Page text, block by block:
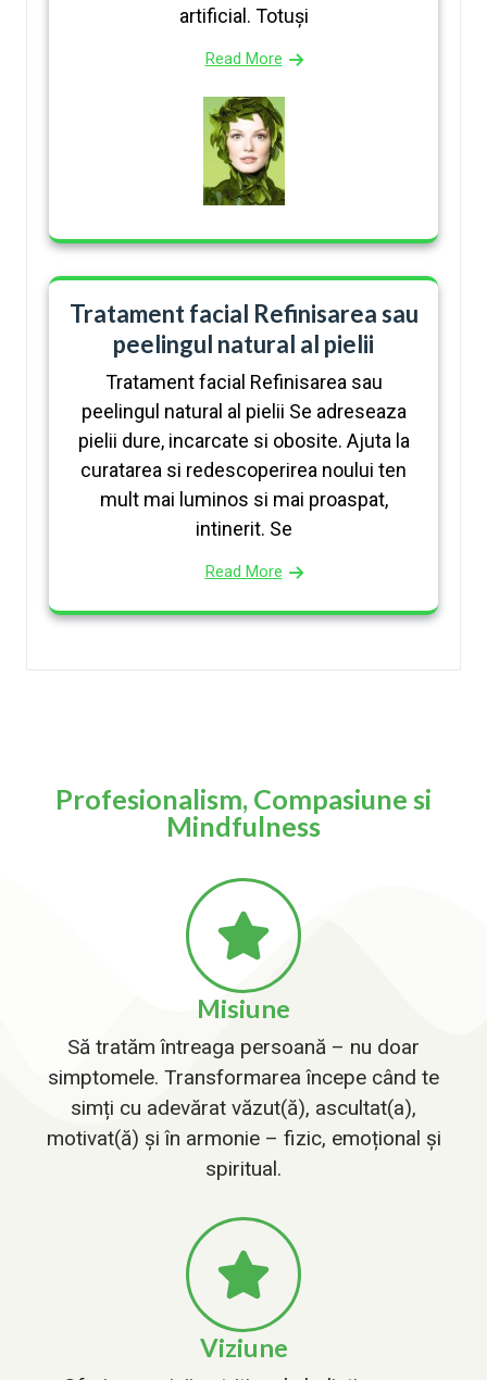
artificial. Totuși
Read More
Tratament facial Refinisarea sau
peelingul natural al pielii
Tratament facial Refinisarea sau
peelingul natural al pielii Se adreseaza
pielii dure, incarcate si obosite. Ajuta la
curatarea si redescoperirea noului ten
mult mai luminos si mai proaspat,
intinerit. Se
Read More
Profesionalism, Compasiune si
Mindfulness
Misiune
Să tratăm întreaga persoană – nu doar
simptomele. Transformarea începe când te
simți cu adevărat văzut(ă), ascultat(a),
motivat(ă) și în armonie – fizic, emoțional și
spiritual.
Viziune